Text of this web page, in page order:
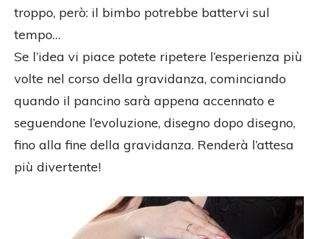
troppo, però: il bimbo potrebbe battervi sul
tempo…
Se l’idea vi piace potete ripetere l’esperienza più
volte nel corso della gravidanza, cominciando
quando il pancino sarà appena accennato e
seguendone l’evoluzione, disegno dopo disegno,
fino alla fine della gravidanza. Renderà l’attesa
più divertente!